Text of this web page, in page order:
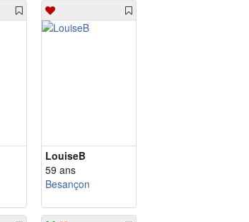
LouiseB
59 ans
Besançon